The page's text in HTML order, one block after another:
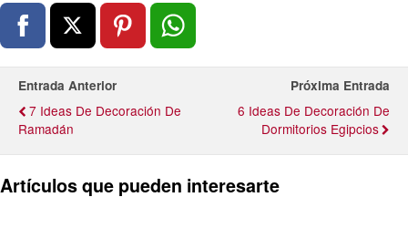
Entrada Anterior
7 Ideas De Decoración De
Ramadán
Próxima Entrada
6 Ideas De Decoración De
Dormitorios Egipcios
Artículos que pueden interesarte